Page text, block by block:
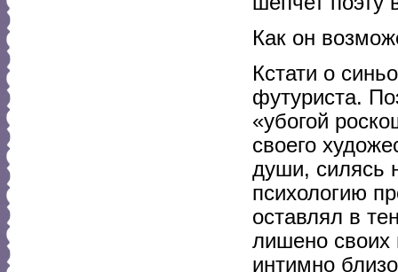
Как он
Кстати о
футуриста.
«убогой
своего
души, силясь
психологию
оставлял в
лишено своих
интимно